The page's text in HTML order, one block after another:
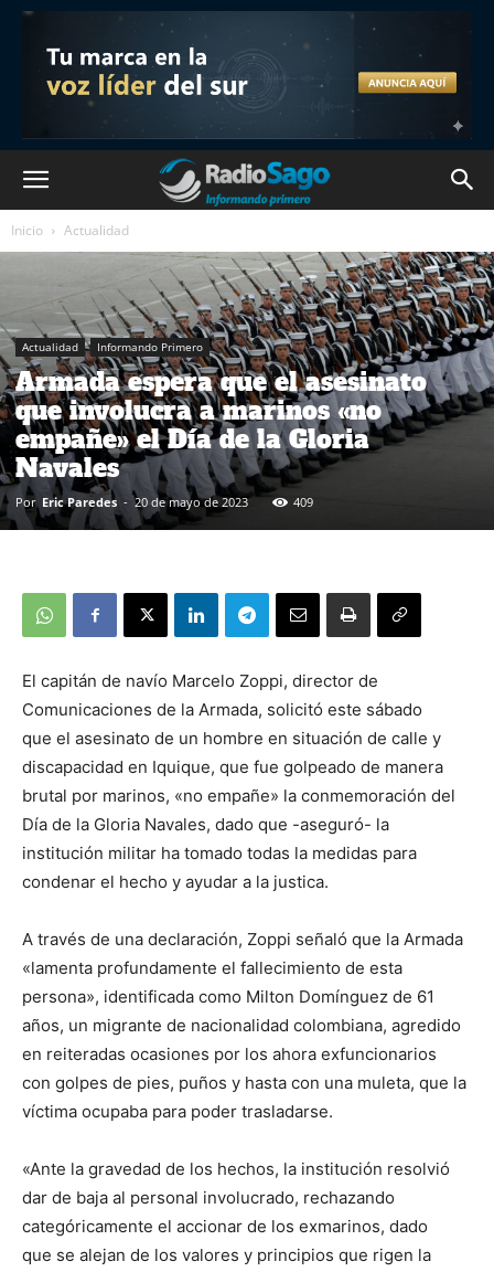
Inicio Actualidad
Actualidad Informando Primero
Armada espera que el asesinato
que involucra a marinos «no
empañe» el Día de la Gloria
Navales
Por Eric Paredes - 20 de mayo de 2023 409
El capitán de navío Marcelo Zoppi, director de
Comunicaciones de la Armada, solicitó este sábado
que el asesinato de un hombre en situación de calle y
discapacidad en Iquique, que fue golpeado de manera
brutal por marinos, «no empañe» la conmemoración del
Día de la Gloria Navales, dado que -aseguró- la
institución militar ha tomado todas la medidas para
condenar el hecho y ayudar a la justica.
A través de una declaración, Zoppi señaló que la Armada
«lamenta profundamente el fallecimiento de esta
persona», identificada como Milton Domínguez de 61
años, un migrante de nacionalidad colombiana, agredido
en reiteradas ocasiones por los ahora exfuncionarios
con golpes de pies, puños y hasta con una muleta, que la
víctima ocupaba para poder trasladarse.
«Ante la gravedad de los hechos, la institución resolvió
dar de baja al personal involucrado, rechazando
categóricamente el accionar de los exmarinos, dado
que se alejan de los valores y principios que rigen la